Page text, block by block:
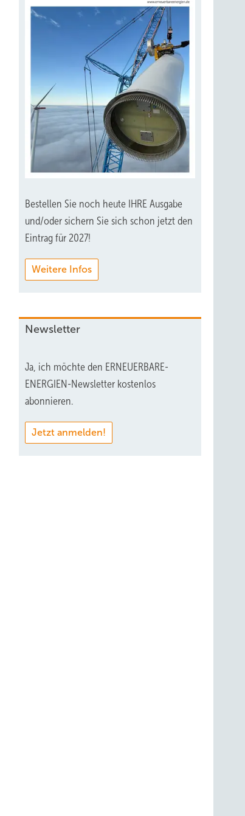
Bestellen Sie noch heute IHRE Ausgabe
und/oder sichern Sie sich schon jetzt den
Eintrag für 2027!
Weitere Infos
Newsletter
Ja, ich möchte den ERNEUERBARE-
ENERGIEN-Newsletter kostenlos
abonnieren.
Jetzt anmelden!